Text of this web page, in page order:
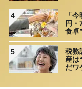
4
「
円・
食卓”
5
税務
産は
だワ